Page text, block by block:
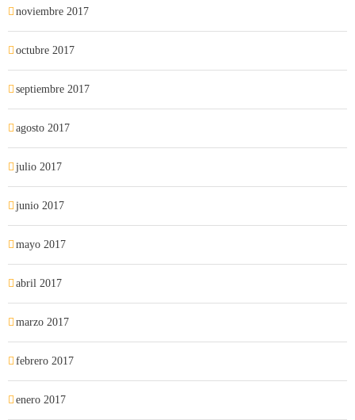
noviembre 2017
octubre 2017
septiembre 2017
agosto 2017
julio 2017
junio 2017
mayo 2017
abril 2017
marzo 2017
febrero 2017
enero 2017